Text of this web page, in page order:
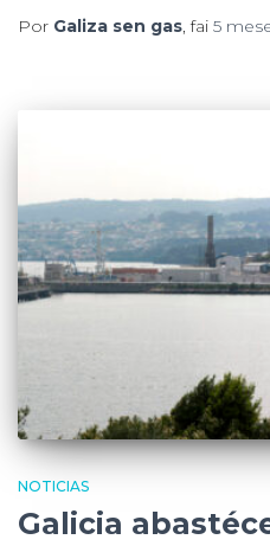
Por Galiza sen gas, fai 5
NOTICIAS
Galicia